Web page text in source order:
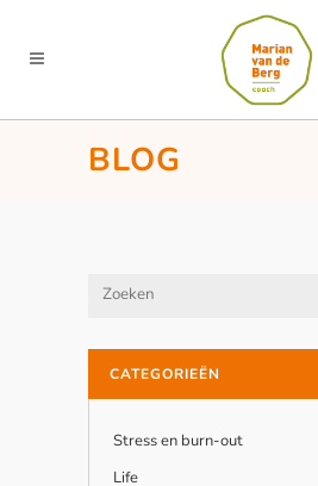
BLOG
CATEGORIEËN
Stress en burn-out
Life